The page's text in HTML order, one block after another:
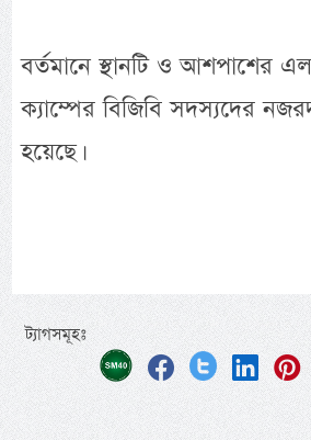
বর্তমানে স্থানটি ও আশপাশের
ক্যাম্পের বিজিবি সদস্যদের
হয়েছে।
ট্যাগসমূহঃ